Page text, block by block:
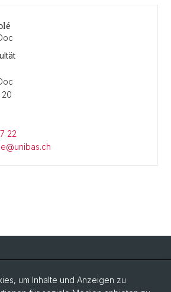
22
um Inhalte und Anzeigen zu